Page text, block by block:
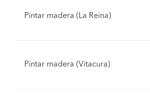
Pintar madera (La Reina)
Pintar madera (Vitacura)